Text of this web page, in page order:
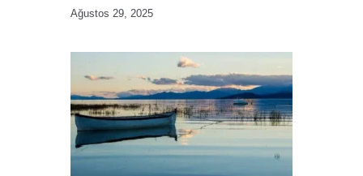
Ağustos 29, 2025